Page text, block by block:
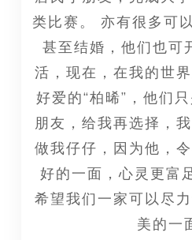
类比赛。 亦有很多可
甚至结婚，他们也可
活，现在，在我的世
好爱的“柏晞”，他们
朋友，给我再选择，
做我仔仔，因为他，
好的一面，心灵更富
希望我们一家可以尽
美的一